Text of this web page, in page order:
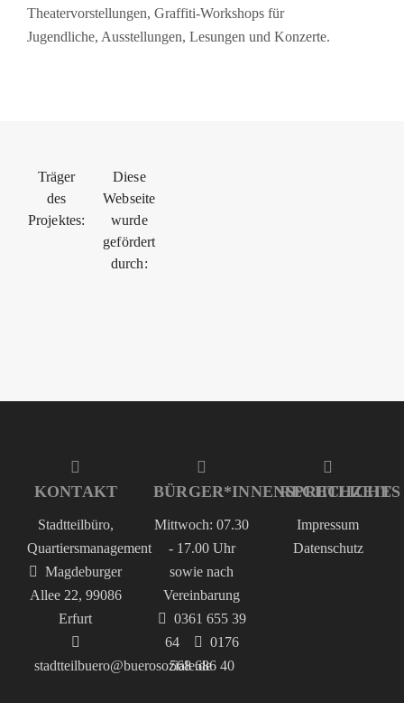
Theatervorstellungen, Graffiti-Workshops für
Jugendliche, Ausstellungen, Lesungen und Konzerte.
Träger
des
Projektes:
Diese
Webseite
wurde
gefördert
durch:
KONTAKT
Stadtteilbüro,
Quartiersmanagement
Magdeburger
Allee 22, 99086
Erfurt
stadtteilbuero@buerosoziale.de
BÜRGER*INNENSPRECHZEIT
Mittwoch: 07.30
- 17.00 Uhr
sowie nach
Vereinbarung
0361 655 39
64
0176
568 686 40
RECHTLICHES
Impressum
Datenschutz